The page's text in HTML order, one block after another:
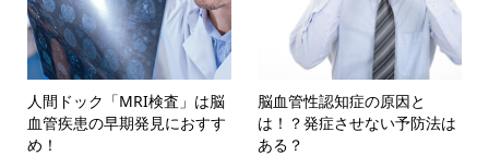
人間ドック「MRI検査」は脳
血管疾患の早期発見におすす
め！
脳血管性認知症の原因と
は！？発症させない予防法は
ある？